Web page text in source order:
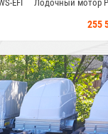
BWS-EFI